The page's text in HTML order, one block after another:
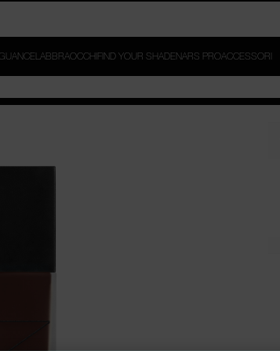
MOISTURIZER DA 79€*.
LABBRAOCCHI FIND YOUR SHADENARS PROACCESSORI